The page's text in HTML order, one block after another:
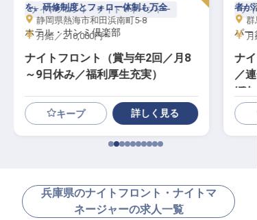
ナイトフロント・ナイトマネージャー
パークイン高崎
ナイトフロント（正社員登用多数
／連休取得可／未経験OK／残業ほ
者が活躍中！高崎の好立地ホテル
群馬県高崎市九蔵町31-1
月給／199,000円～
キープ 詳しく見る
ナ
箱根
ナ
経
ニン
旅館
神
日
兵庫県のナイトフロント・ナイトマ
ネージャーの求人一覧